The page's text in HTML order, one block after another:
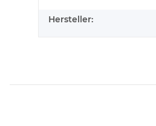
Hersteller: